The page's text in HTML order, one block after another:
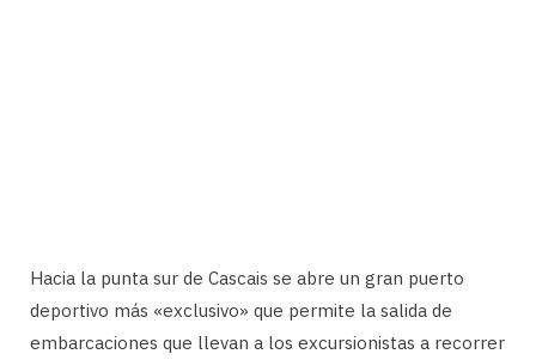
Hacia la punta sur de Cascais se abre un gran puerto
deportivo más «exclusivo» que permite la salida de
embarcaciones que llevan a los excursionistas a recorrer